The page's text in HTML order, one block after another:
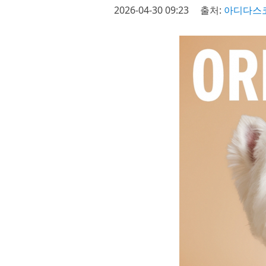
2026-04-30 09:23 출처: 아디다스